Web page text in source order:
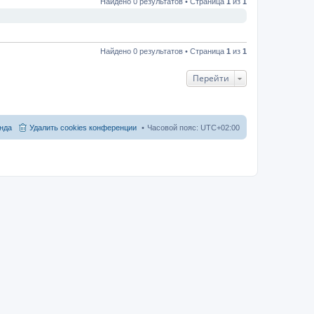
Найдено 0 результатов • Страница 1 из 1
Перейти
Часовой пояс: UTC+02:00
Удалить cookies конференции